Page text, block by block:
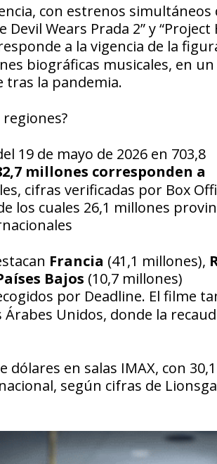
con estrenos simultáneos
Wears Prada 2” y “Project
a la vigencia de la
biográficas musicales, en un
tras la pandemia.
19 de mayo de 2026 en 703,8
millones corresponden a
cifras verificadas por Box
los cuales 26,1 millones
Francia (41,1 millones),
Bajos (10,7 millones)
por Deadline. El filme
Unidos, donde la
en salas IMAX, con 30,1
según cifras de